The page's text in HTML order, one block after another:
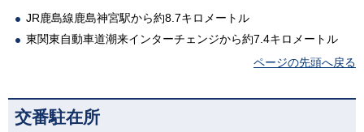
JR鹿島線鹿島神宮駅から約8.7キロメートル
東関東自動車道潮来インターチェンジから約7.4キロメートル
ページの先頭へ戻る
交番駐在所